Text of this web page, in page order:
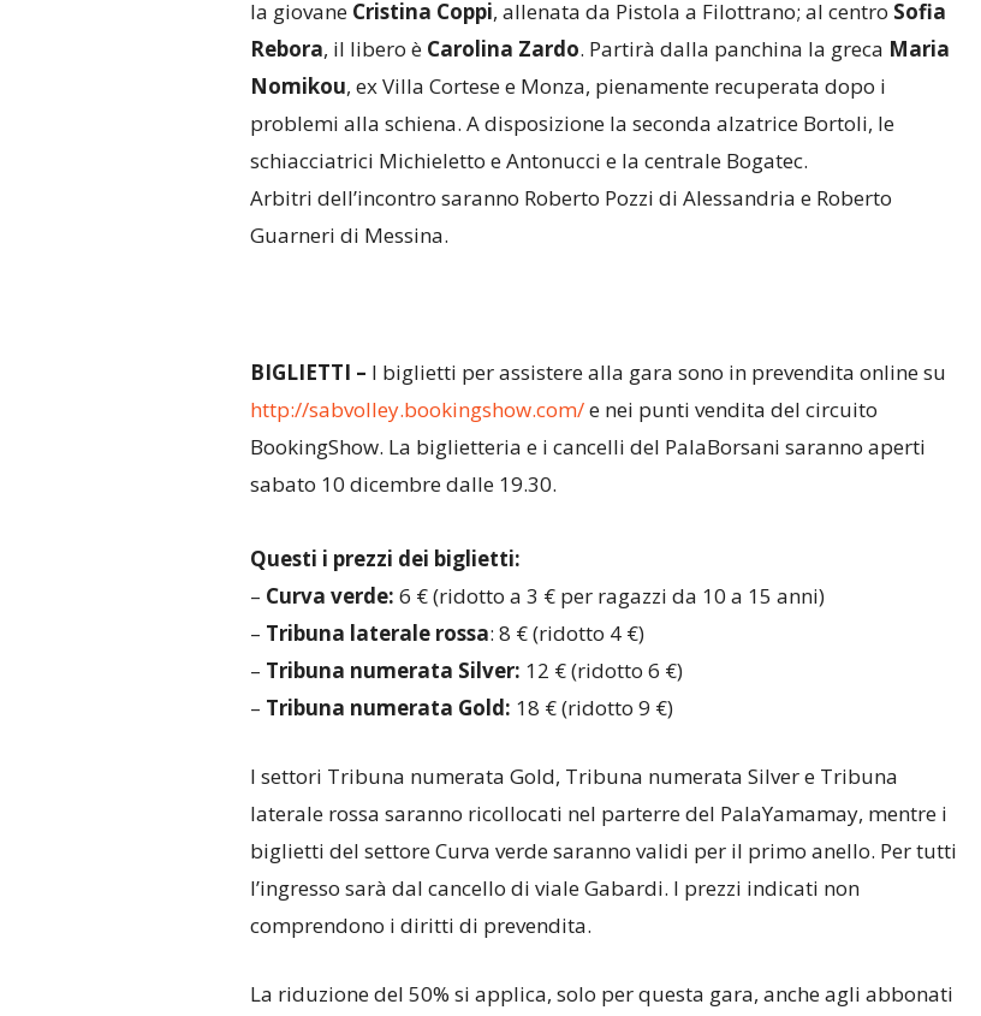
la giovane Cristina Coppi, allenata da Pistola a Filottrano; al centro Sofia
Rebora, il libero è Carolina Zardo. Partirà dalla panchina la greca Maria
Nomikou, ex Villa Cortese e Monza, pienamente recuperata dopo i
problemi alla schiena. A disposizione la seconda alzatrice Bortoli, le
schiacciatrici Michieletto e Antonucci e la centrale Bogatec.
Arbitri dell’incontro saranno Roberto Pozzi di Alessandria e Roberto
Guarneri di Messina.
BIGLIETTI – I biglietti per assistere alla gara sono in prevendita online su
http://sabvolley.bookingshow.com/e nei punti vendita del circuito
BookingShow. La biglietteria e i cancelli del PalaBorsani saranno aperti
sabato 10 dicembre dalle 19.30.
Questi i prezzi dei biglietti:
– Curva verde: 6 € (ridotto a 3 € per ragazzi da 10 a 15 anni)
– Tribuna laterale rossa: 8 € (ridotto 4 €)
– Tribuna numerata Silver: 12 € (ridotto 6 €)
– Tribuna numerata Gold: 18 € (ridotto 9 €)
I settori Tribuna numerata Gold, Tribuna numerata Silver e Tribuna
laterale rossa saranno ricollocati nel parterre del PalaYamamay, mentre i
biglietti del settore Curva verde saranno validi per il primo anello. Per tutti
l’ingresso sarà dal cancello di viale Gabardi. I prezzi indicati non
comprendono i diritti di prevendita.
La riduzione del 50% si applica, solo per questa gara, anche agli abbonati